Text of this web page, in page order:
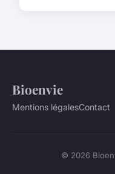
Bioenvie
Mentions légalesContact
© 2026